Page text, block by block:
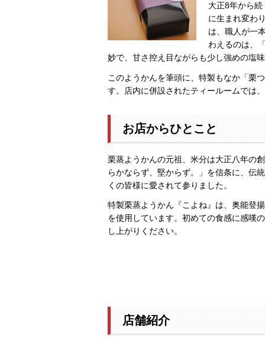
大正8年から
に生まれ変わ
は、職人が一
わえるのは、
妙で、甘さ控え目ながらも少し強めの塩
このようかんを筆頭に、特製もなか「栗
す。店内に併設されたティールームでは
お店からひとこと
栗蒸ようかんの元祖、米分は大正八年の
らかならず、堅からず。」を信条に、伝
くの皆様に愛されて参りました。
特製栗蒸ようかん『こよね』は、奥能登
を使用しています。初めての食感に感嘆
し上がりください。
店舗紹介